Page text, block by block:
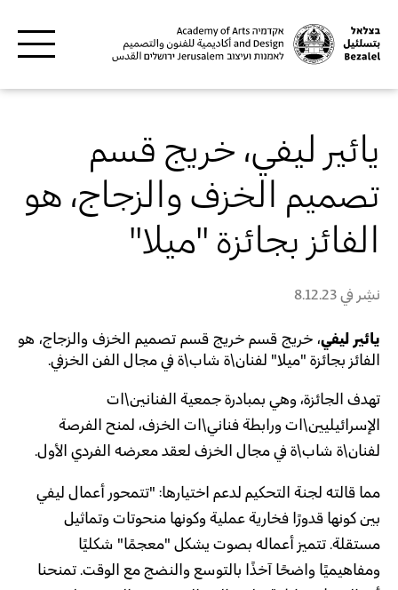
يائير ليفي، خريج قسم
تصميم الخزف والزجاج، هو
الفائز بجائزة "ميلا"
نشِر في8.12.23
يائير ليفي، خريج قسم خريج قسم تصميم الخزف والزجاج، هو
الفائز بجائزة "ميلا" لفنان\ة شاب\ة في مجال الفن الخزفي.
تهدف الجائزة، وهي بمبادرة جمعية الفنانين\ات
الإسرائيليين\ات ورابطة فناني\ات الخزف، لمنح الفرصة
لفنان\ة شاب\ة في مجال الخزف لعقد معرضه الفردي الأول.
مما قالته لجنة التحكيم لدعم اختيارها: "تتمحور أعمال ليفي
بين كونها قدورًا فخارية عملية وكونها منحوتات وتماثيل
مستقلة. تتميز أعماله بصوت يشكل "معجمًا" شكليًا
ومفاهيميًا واضحًا آخذًا بالتوسع والنضج مع الوقت. تمنحنا